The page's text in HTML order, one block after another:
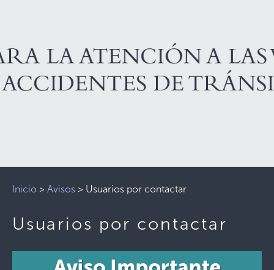
Inicio > Avisos > Usuarios por contactar
Usuarios por contactar